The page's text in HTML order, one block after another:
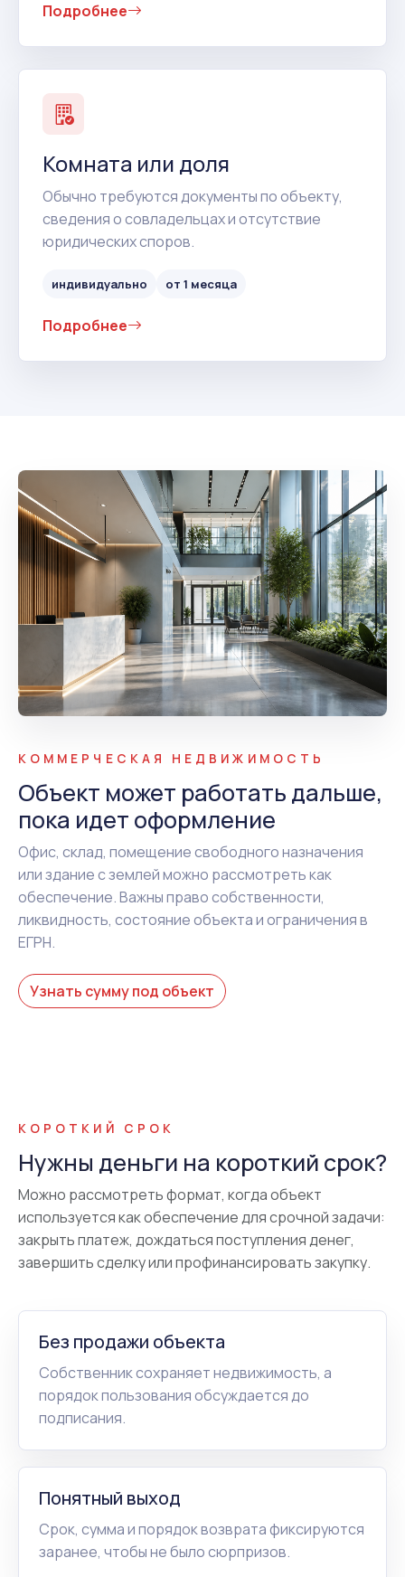
Подробнее
Комната или доля
Обычно требуются документы по объекту,
сведения о совладельцах и отсутствие
юридических споров.
индивидуально от 1 месяца
Подробнее
КОММЕРЧЕСКАЯ НЕДВИЖИМОСТЬ
Объект может работать дальше,
пока идет оформление
Офис, склад, помещение свободного назначения
или здание с землей можно рассмотреть как
обеспечение. Важны право собственности,
ликвидность, состояние объекта и ограничения в
ЕГРН.
Узнать сумму под объект
КОРОТКИЙ СРОК
Нужны деньги на короткий срок?
Можно рассмотреть формат, когда объект
используется как обеспечение для срочной задачи:
закрыть платеж, дождаться поступления денег,
завершить сделку или профинансировать закупку.
Без продажи объекта
Собственник сохраняет недвижимость, а
порядок пользования обсуждается до
подписания.
Понятный выход
Срок, сумма и порядок возврата фиксируются
заранее, чтобы не было сюрпризов.